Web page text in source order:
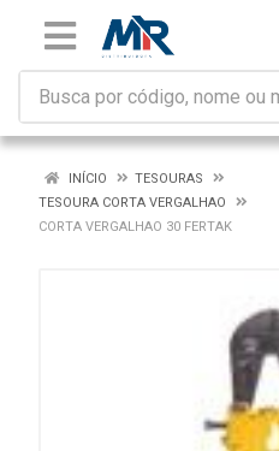
INÍCIO
TESOURAS
TESOURA CORTA VERGALHAO
CORTA VERGALHAO 30 FERTAK